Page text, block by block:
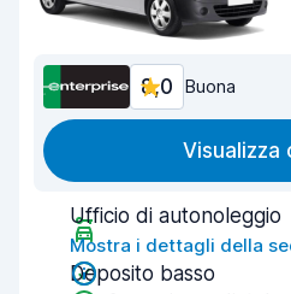
8,0 Buona
Visualizza
Ufficio di autonoleggio
Mostra i dettagli della
Deposito basso